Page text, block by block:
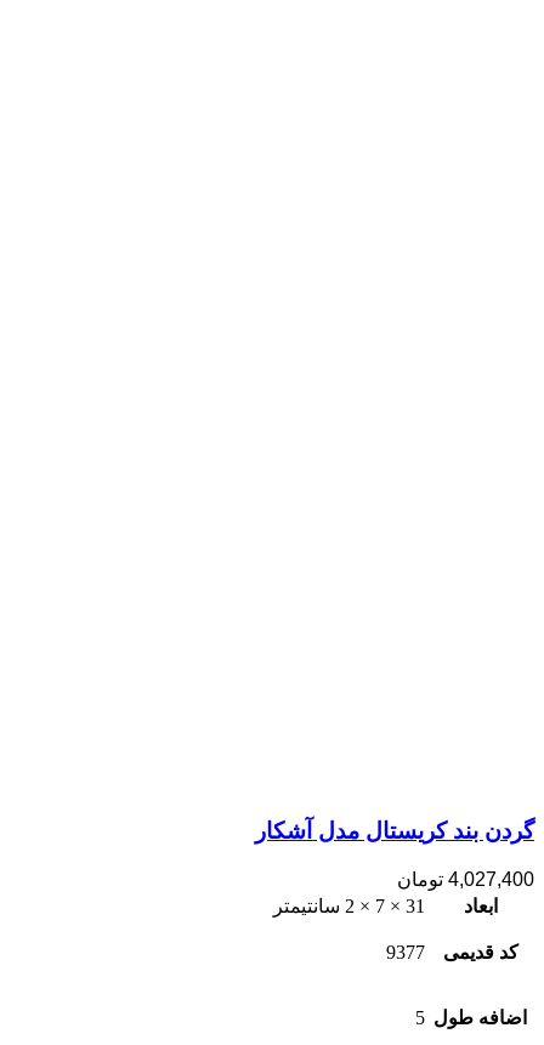
گردن بند کریستال مدل آشکار
4,027,400 تومان
ابعاد
31 × 7 × 2 سانتیمتر
کد قدیمی 9377
اضافه طول 5